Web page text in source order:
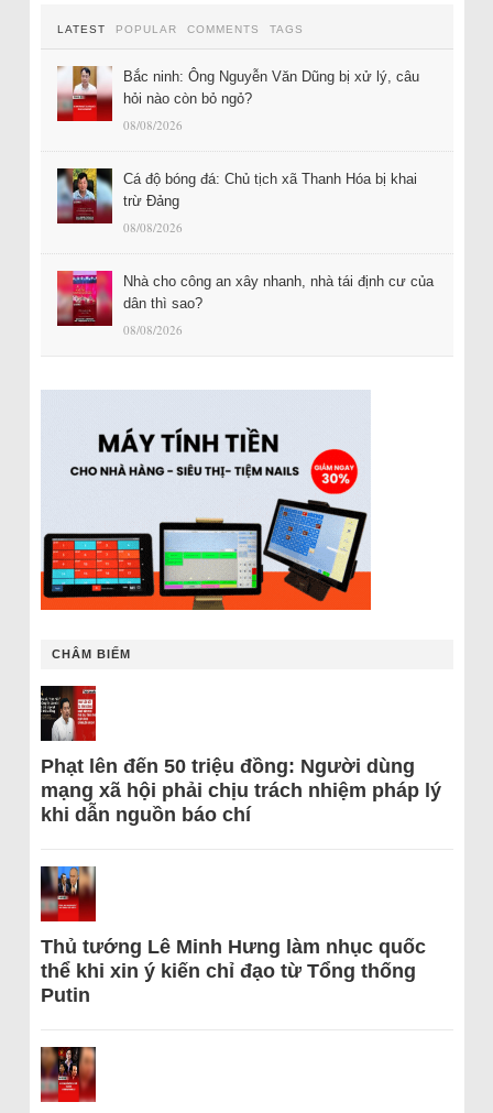
LATEST POPULAR COMMENTS TAGS
Bắc ninh: Ông Nguyễn Văn Dũng bị xử lý, câu
hỏi nào còn bỏ ngỏ?
08/08/2026
Cá độ bóng đá: Chủ tịch xã Thanh Hóa bị khai
trừ Đảng
08/08/2026
Nhà cho công an xây nhanh, nhà tái định cư của
dân thì sao?
08/08/2026
CHÂM BIẾM
Phạt lên đến 50 triệu đồng: Người dùng
mạng xã hội phải chịu trách nhiệm pháp lý
khi dẫn nguồn báo chí
Thủ tướng Lê Minh Hưng làm nhục quốc
thể khi xin ý kiến chỉ đạo từ Tổng thống
Putin